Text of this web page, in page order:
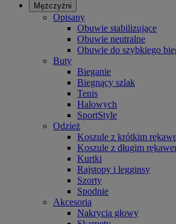
Mężczyźni
Opisany
Obuwie stabilizujące
Obuwie neutralne
Obuwie do szybkiego
Buty
Bieganie
Biegnący szlak
Tenis
Halowych
SportStyle
Odzież
Koszule z krótkim
Koszule z długim
Kurtki
Rajstopy i legginsy
Szorty
Spodnie
Akcesoria
Nakrycia głowy